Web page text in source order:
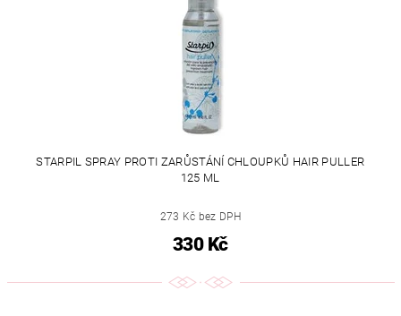
STARPIL SPRAY PROTI ZARŮSTÁNÍ CHLOUPKŮ HAIR PULLER
125 ML
273 Kč bez DPH
330 Kč